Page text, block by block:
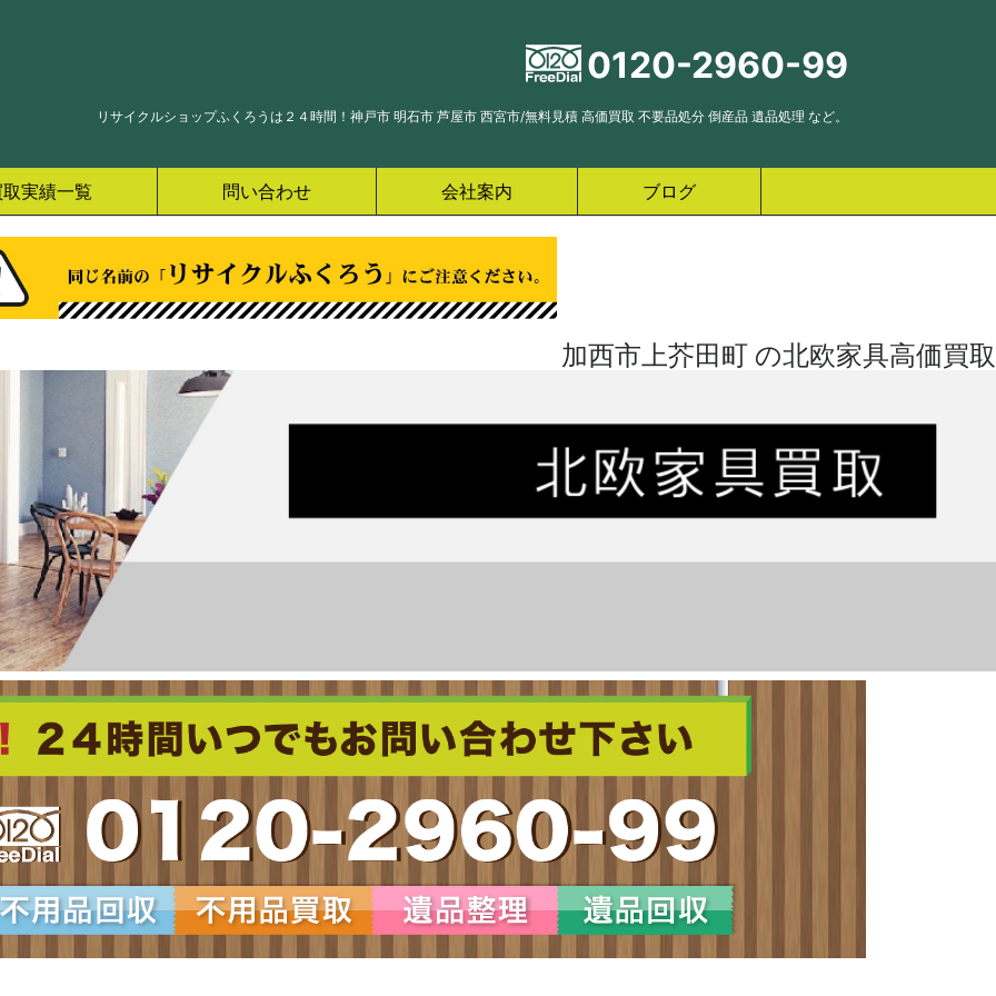
0120-2960-99
リサイクルショップふくろうは２４時間！神戸市 明石市 芦屋市 西宮市/無料見積 高価買取 不要品処分 倒産品 遺品処理 など。
実績一覧 問い合わせ 会社案内 ブログ
加西市上芥田町 の北欧家具高価買取